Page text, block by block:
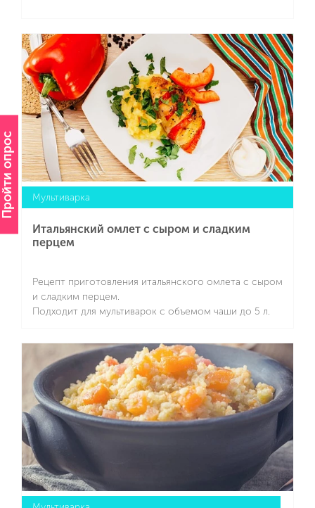
Пройти опрос
Подробнее
Мультиварка
Итальянский омлет с сыром и сладким
перцем
Рецепт приготовления итальянского омлета с сыром
и сладким перцем.
Подходит для мультиварок с объемом чаши до 5 л.
Подробнее